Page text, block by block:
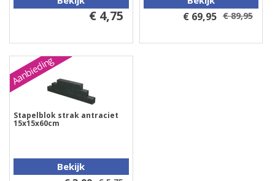
€ 4,75 € 69,95 € 89,95
Aanbieding
Stapelblok strak antraciet
15x15x60cm
Bekijk